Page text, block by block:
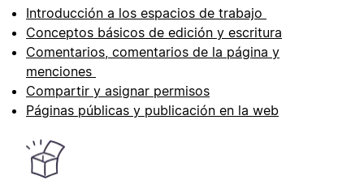
Introducción a los espacios de trabajo
Conceptos básicos de edición y escritura
Comentarios, comentarios de la página y
menciones
Compartir y asignar permisos
Páginas públicas y publicación en la web